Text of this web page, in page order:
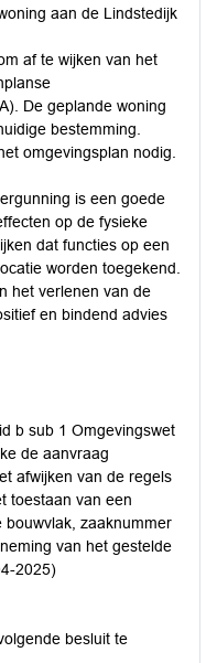
aan de Lindstedijk
af te wijken van het
De geplande woning
bestemming.
omgevingsplan nodig.
is een goede
op de fysieke
dat functies op een
worden toegekend.
het verlenen van de
en bindend advies
b sub 1 Omgevingswet
de aanvraag
afwijken van de regels
toestaan van een
zaaknummer
van het gestelde
2025)
besluit te